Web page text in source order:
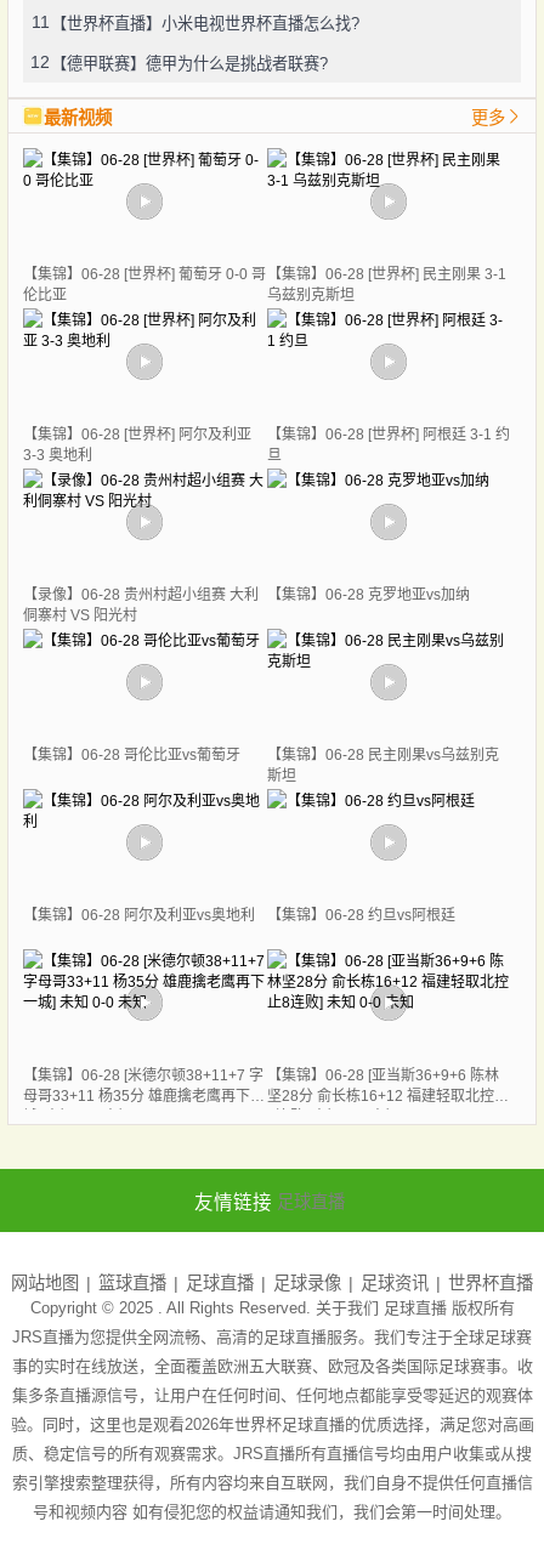
11 【世界杯直播】小米电视世界杯直播怎么找?
12 【德甲联赛】德甲为什么是挑战者联赛?
最新视频 更多
【集锦】06-28 [世界杯] 葡萄牙 0-0 哥
伦比亚
【集锦】06-28 [世界杯] 民主刚果 3-1
乌兹别克斯坦
【集锦】06-28 [世界杯] 阿尔及利亚
3-3 奥地利
【集锦】06-28 [世界杯] 阿根廷 3-1 约
旦
【录像】06-28 贵州村超小组赛 大利
侗寨村 VS 阳光村
【集锦】06-28 克罗地亚vs加纳
【集锦】06-28 哥伦比亚vs葡萄牙
【集锦】06-28 民主刚果vs乌兹别克
斯坦
【集锦】06-28 阿尔及利亚vs奥地利 【集锦】06-28 约旦vs阿根廷
【集锦】06-28 [米德尔顿38+11+7 字
母哥33+11 杨35分 雄鹿擒老鹰再下一
【集锦】06-28 [亚当斯36+9+6 陈林
坚28分 俞长栋16+12 福建轻取北控止
友情链接 足球直播
网站地图 篮球直播 足球直播 足球录像 足球资讯 世界杯直播
Copyright © 2025 . All Rights Reserved. 关于我们 足球直播版权所有
JRS直播为您提供全网流畅、高清的足球直播服务。我们专注于全球足球赛
事的实时在线放送，全面覆盖欧洲五大联赛、欧冠及各类国际足球赛事。收
集多条直播源信号，让用户在任何时间、任何地点都能享受零延迟的观赛体
验。同时，这里也是观看2026年世界杯足球直播的优质选择，满足您对高画
质、稳定信号的所有观赛需求。JRS直播所有直播信号均由用户收集或从搜
索引擎搜索整理获得，所有内容均来自互联网，我们自身不提供任何直播信
号和视频内容 如有侵犯您的权益请通知我们，我们会第一时间处理。